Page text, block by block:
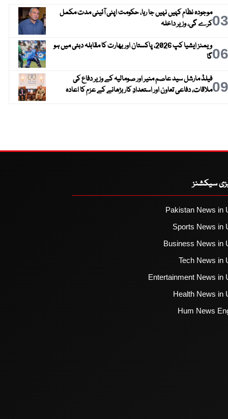
03موجودہ نظام کہیں نہیں جا رہا، حکومت اپنی آئینی مدت مکمل
کرے گی، وزیر داخلہ
06
ویمنز ایشیا کپ 2026، پاکستان اور بھارت کا مقابلہ دبئی میں ہو
گا
09فیلڈ مارشل سید عاصم منیر اور صومالیہ کے وزیر دفاع کی
ملاقات، دفاعی تعاون اور استعدادِ کار بڑھانے کے عزم کا اعادہ
سیکشنز
Pakistan News in
Sports News in
Business News in
Tech News in
Entertainment News in
Health News in
Hum News